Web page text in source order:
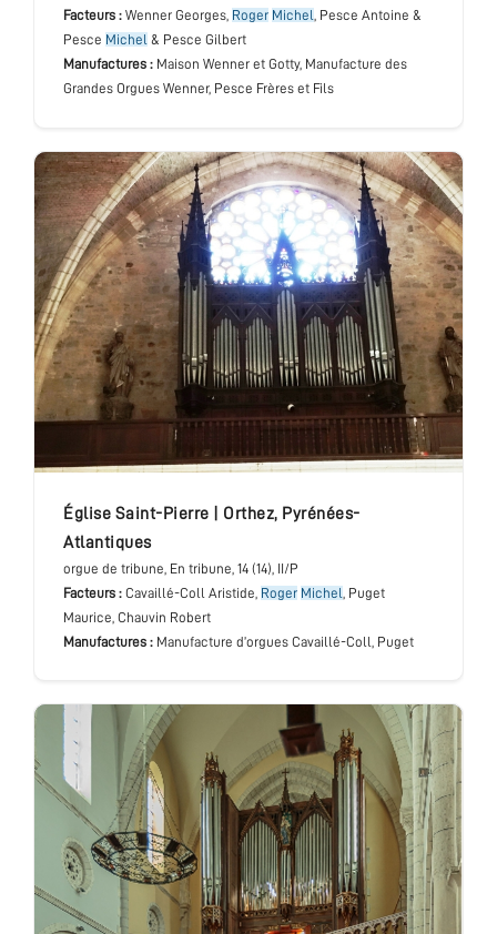
Facteurs : Wenner Georges, Roger Michel , Pesce Antoine &
Pesce Michel
& Pesce Gilbert
Manufactures : Maison Wenner et Gotty, Manufacture des
Grandes Orgues Wenner, Pesce Frères et Fils
église Saint-Pierre Orthez, Pyrénées-
Atlantiques
orgue de tribune, En tribune, 14 (14), II/P
Facteurs : Cavaillé-Coll Aristide, Roger Michel , Puget
Maurice, Chauvin Robert
Manufactures : Manufacture d’orgues Cavaillé-Coll, Puget